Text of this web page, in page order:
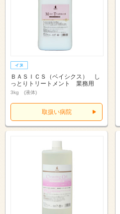
ＢＡＳＩＣＳ（ベイシクス） し
っとりトリートメント 業務用
3kg (液体)
取扱い病院